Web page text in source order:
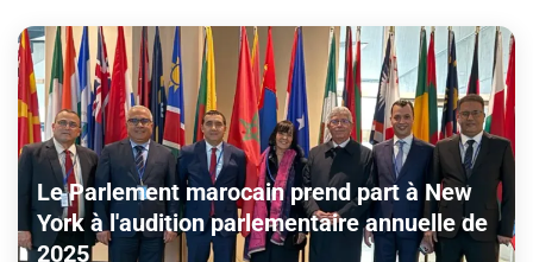
Le Parlement marocain prend part à New
York à l'audition parlementaire annuelle de
2025